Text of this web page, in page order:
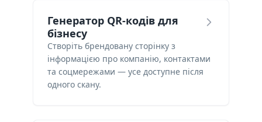
Генератор QR-кодів для
бізнесу
Створіть брендовану сторінку з
інформацією про компанію, контактами
та соцмережами — усе доступне після
одного скану.